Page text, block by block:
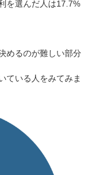
を選んだ人は17.7%
めるのが難しい部分
ている人をみてみま